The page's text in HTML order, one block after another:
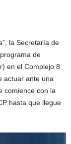
la Secretaría de
de
en el Complejo 8
actuar ante una
comience con la
hasta que llegue